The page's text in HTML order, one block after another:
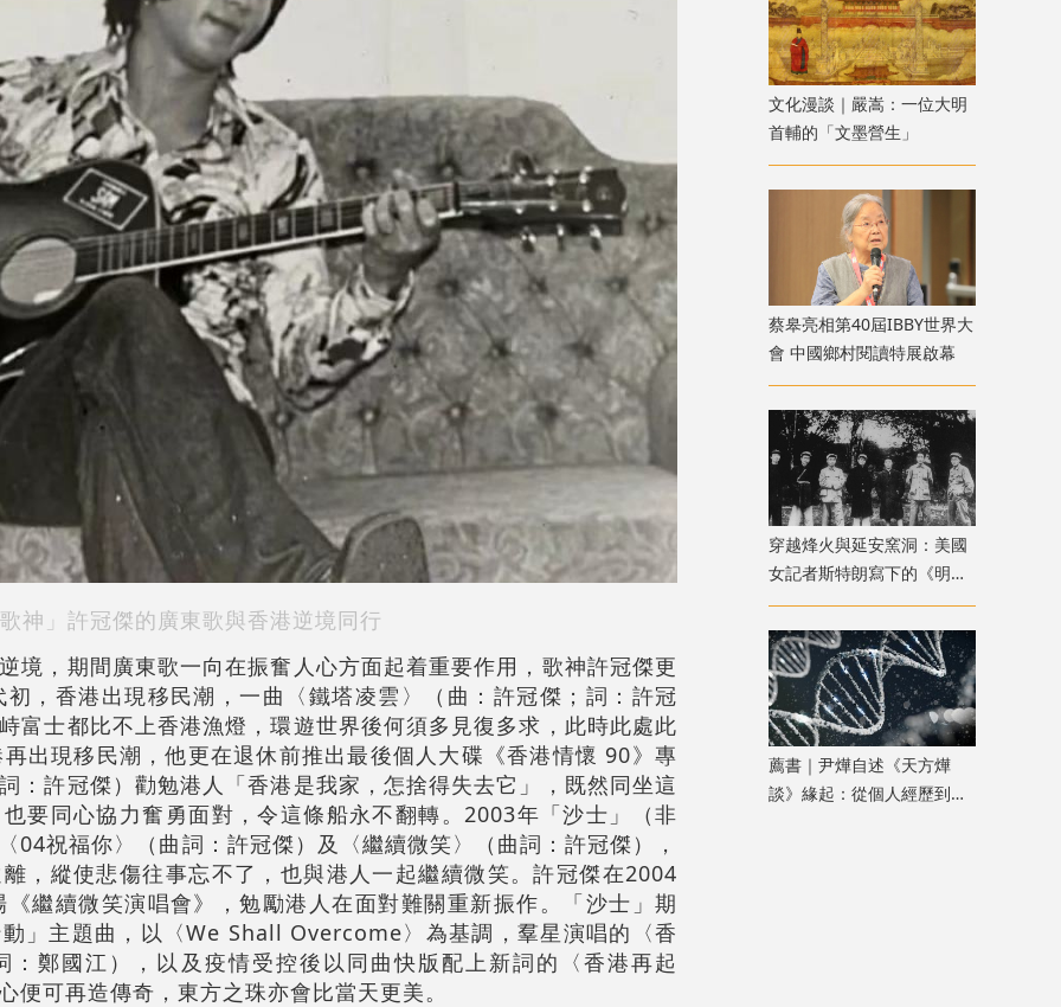
神」許冠傑的廣東歌與香港逆境同行
境，期間廣東歌一向在振奮人心方面起着重要作用，歌神許冠傑更
，香港出現移民潮，一曲〈鐵塔凌雲〉（曲：許冠傑；詞：許冠
富士都比不上香港漁燈，環遊世界後何須多見復多求，此時此處此
出現移民潮，他更在退休前推出最後個人大碟《香港情懷 90》專
：許冠傑）勸勉港人「香港是我家，怎捨得失去它」，既然同坐這
要同心協力奮勇面對，令這條船永不翻轉。2003年「沙士」（非
04祝福你〉（曲詞：許冠傑）及〈繼續微笑〉（曲詞：許冠傑），
，縱使悲傷往事忘不了，也與港人一起繼續微笑。許冠傑在2004
繼續微笑演唱會》，勉勵港人在面對難關重新振作。「沙士」期
」主題曲，以〈We Shall Overcome〉為基調，羣星演唱的〈香
：鄭國江），以及疫情受控後以同曲快版配上新詞的〈香港再起
便可再造傳奇，東方之珠亦會比當天更美。
文化漫談｜嚴嵩：一位大明
首輔的「文墨營生」
蔡皋亮相第40屆IBBY世界大
會 中國鄉村閱讀特展啟幕
穿越烽火與延安窯洞：美國
女記者斯特朗寫下的《明日
中國》
薦書｜尹燁自述《天方燁
談》緣起：從個人經歷到生